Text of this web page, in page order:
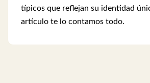
típicos que reflejan su identidad
artículo te lo contamos todo.